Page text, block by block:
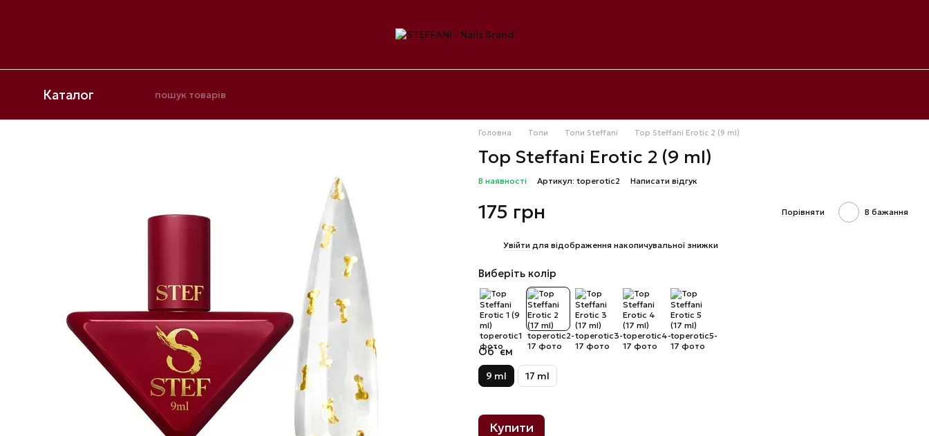
Каталог
Головна Топи Топи Steffani Top Steffani Erotic 2 (9 ml)
Top Steffani Erotic 2 (9 ml)
В наявності Артикул: toperotic2 Написати відгук
175 грн Порівняти В бажання
Увійти для відображення накопичувальної знижки
Виберіть колір
Об`єм
9 ml 17 ml
Купити